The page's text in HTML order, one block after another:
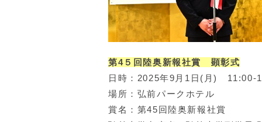
第4５回陸奥新報社賞 顕彰式
日時：2025年9月1日(月) 11:00-
場所：弘前パークホテル
賞名：第45回陸奥新報社賞